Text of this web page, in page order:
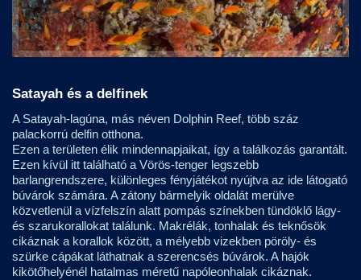
Satayah és a delfinek
A Satayah-lagúna, más néven Dolphin Reef, több száz
palackorrú delfin otthona.
Ezen a területen élik mindennapjaikat, így a találkozás garantált.
Ezen kívül itt található a Vörös-tenger legszebb
barlangrendszere, különleges fényjátékot nyújtva az ide látogató
búvárok számára. A zátony bármelyik oldalát merülve
közvetlenül a vízfelszín alatt pompás színekben tündöklő lágy-
és szarukorallokat találunk. Makrélák, tonhalak és teknősök
cikáznak a korallok között, a mélyebb vizekben pöröly- és
szürke cápákat láthatnak a szerencsés búvárok. A hajók
kikötőhelyénél hatalmas méretű napóleonhalak cikáznak.